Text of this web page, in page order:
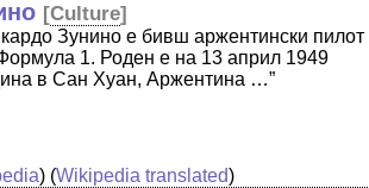
[Culture]
Зунино е бивш аржентински пилот
1. Роден е на 13 април 1949
в Сан Хуан, Аржентина …”
) (Wikipedia translated)